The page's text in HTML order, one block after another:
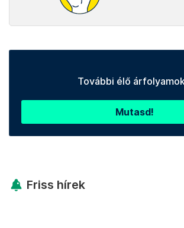
További élő
Mutasd!
Friss hírek